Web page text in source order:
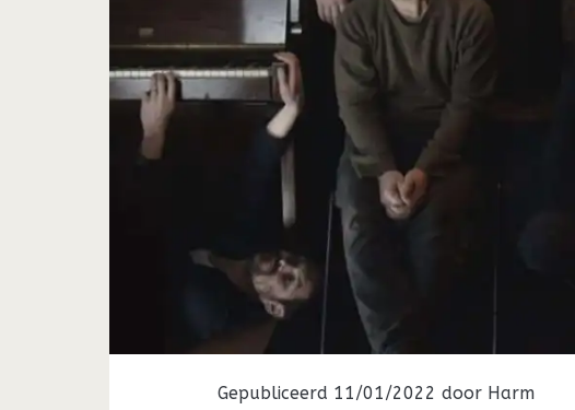
Gepubliceerd 11/01/2022 door Harm